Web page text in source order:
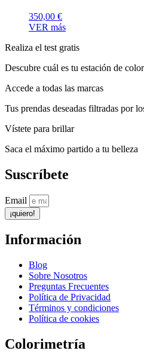
350,00 €
VER más
Realiza el test gratis
Descubre cuál es tu estación de
Accede a todas las marcas
Tus prendas deseadas filtradas por
Vístete para brillar
Saca el máximo partido a tu belleza
Suscríbete
Email
¡quiero!
Información
Blog
Sobre Nosotros
Preguntas Frecuentes
Política de Privacidad
Términos y condiciones
Política de cookies
Colorimetría